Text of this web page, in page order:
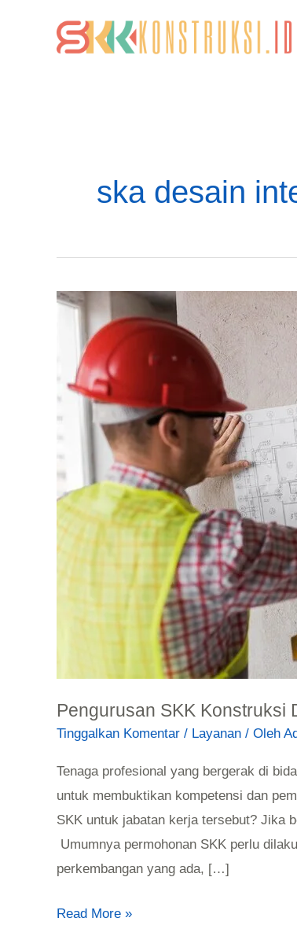
ska desain
Pengurusan SKK Konstruksi
Tinggalkan Komentar / Layanan / Oleh
Tenaga profesional yang bergerak di
untuk membuktikan kompetensi dan
SKK untuk jabatan kerja tersebut? Jika
Umumnya permohonan SKK perlu
perkembangan yang ada, […]
Pengurusan
Konstruksi
Desain
Interior
Proses
Read More »